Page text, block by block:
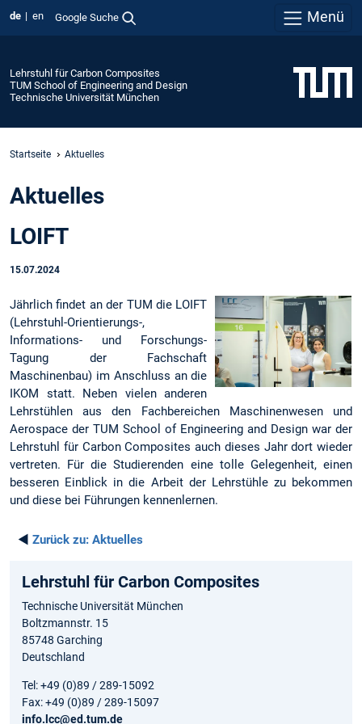
de en Google Suche Menü
Lehrstuhl für Carbon Composites
TUM School of Engineering and Design
Technische Universität München
Startseite Aktuelles
Aktuelles
LOIFT
15.07.2024
Jährlich findet an der TUM die LOIFT
(Lehrstuhl-Orientierungs-,
Informations- und Forschungs-
Tagung der Fachschaft
Maschinenbau) im Anschluss an die
IKOM statt. Neben vielen anderen
Lehrstühlen aus den Fachbereichen Maschinenwesen und
Aerospace der TUM School of Engineering and Design war der
Lehrstuhl für Carbon Composites auch dieses Jahr dort wieder
vertreten. Für die Studierenden eine tolle Gelegenheit, einen
besseren Einblick in die Arbeit der Lehrstühle zu bekommen
und diese bei Führungen kennenlernen.
◄ Zurück zu: Aktuelles
Lehrstuhl für Carbon Composites
Technische Universität München
Boltzmannstr. 15
85748 Garching
Deutschland
Tel: +49 (0)89 / 289-15092
Fax: +49 (0)89 / 289-15097
info.lcc@ed.tum.de